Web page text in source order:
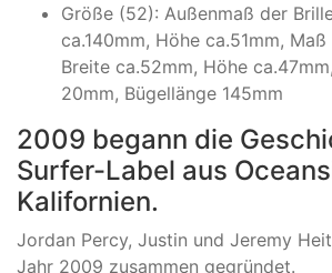
Größe (52): Außenmaß der
ca.140mm, Höhe ca.51mm,
Breite ca.52mm, Höhe
20mm, Bügellänge 145mm
2009 begann die
Surfer-Label aus
Kalifornien.
Jordan Percy, Justin und Jeremy
Jahr 2009 zusammen gegründet.